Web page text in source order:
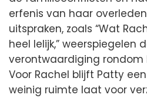
erfenis van haar
uitspraken, zoals “Wat
heel lelijk,” weerspiegelen
verontwaardiging rondom
Voor Rachel blijft Patty
weinig ruimte laat voor